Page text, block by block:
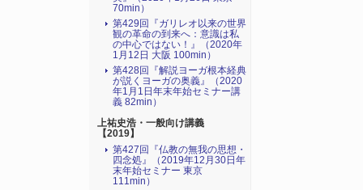
70min）
第429回『ガリレオ以来の世界
観の革命の到来へ：意識は私
の中心ではない！』（2020年
1月12日 大阪 100min）
第428回『解説ヨーガ根本経典
が説くヨーガの奥義』（2020
年1月1日年末年始セミナー講
義 82min）
上祐史浩・一般向け講義
【2019】
第427回『仏教の無我の思想・
四念処』（2019年12月30日年
末年始セミナー 東京
111min）